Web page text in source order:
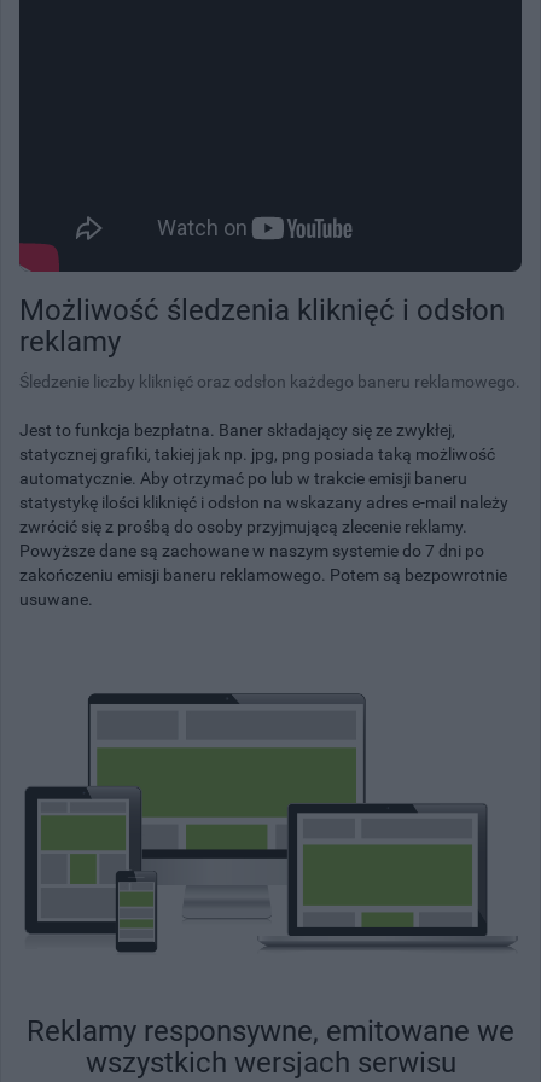
Możliwość śledzenia kliknięć i odsłon
reklamy
Śledzenie liczby kliknięć oraz odsłon każdego baneru reklamowego.
Jest to funkcja bezpłatna. Baner składający się ze zwykłej,
statycznej grafiki, takiej jak np. jpg, png posiada taką możliwość
automatycznie. Aby otrzymać po lub w trakcie emisji baneru
statystykę ilości kliknięć i odsłon na wskazany adres e-mail należy
zwrócić się z prośbą do osoby przyjmującą zlecenie reklamy.
Powyższe dane są zachowane w naszym systemie do 7 dni po
zakończeniu emisji baneru reklamowego. Potem są bezpowrotnie
usuwane.
Reklamy responsywne, emitowane we
wszystkich wersjach serwisu